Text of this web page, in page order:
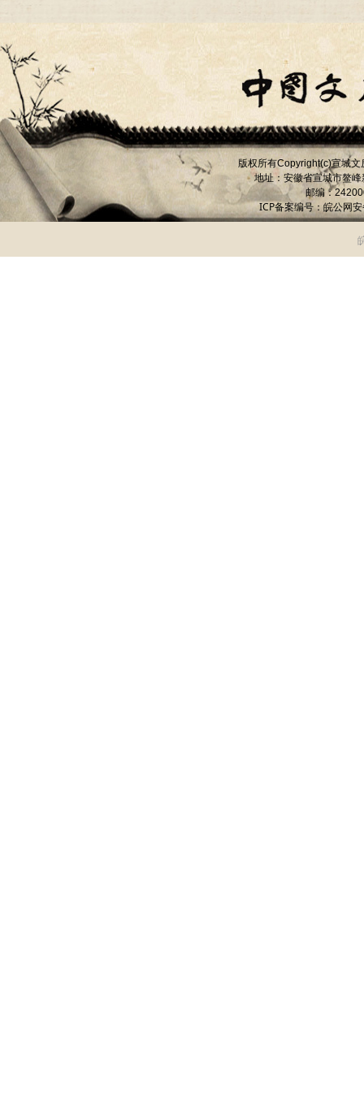
版权所有Copyright(c)宣城文
地址：安徽省宣城市鳌峰
邮编：
ICP备案编号： 皖公网